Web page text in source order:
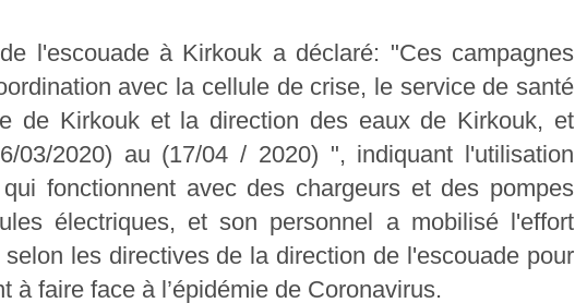
l'escouade à Kirkouk a déclaré: "Ces campagnes
avec la cellule de crise, le service de santé
de Kirkouk et la direction des eaux de Kirkouk, et
03/2020) au (17/04 / 2020) ", indiquant l'utilisation
fonctionnent avec des chargeurs et des pompes
électriques, et son personnel a mobilisé l'effort
les directives de la direction de l'escouade pour
à faire face à l’épidémie de Coronavirus.